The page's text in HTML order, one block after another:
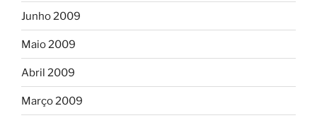
Junho 2009
Maio 2009
Abril 2009
Março 2009